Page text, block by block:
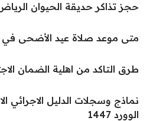
حجز تذاكر حديقة الحيوان الرياض
متى موعد صلاة عيد الأضحى في الخبر 2025
طرق التاكد من اهلية الضمان
نماذج وسجلات الدليل الاجرائي
الوورد 1447